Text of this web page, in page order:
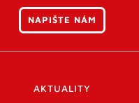
NAPIŠTE NÁM
AKTUALITY